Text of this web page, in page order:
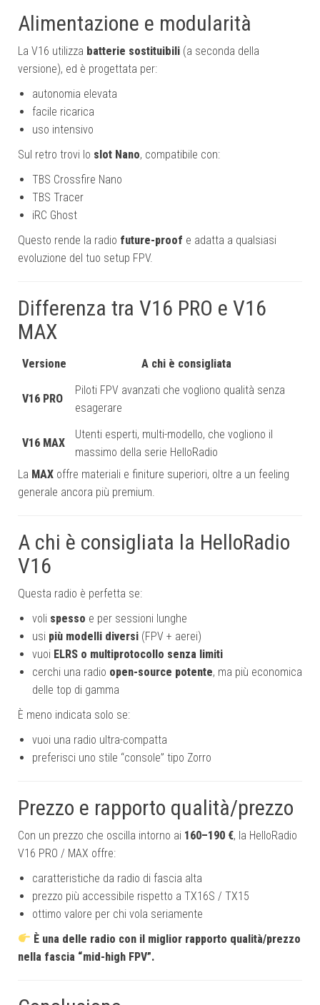
Alimentazione e modularità
La V16 utilizza batterie sostituibili (a seconda della
versione), ed è progettata per:
autonomia elevata
facile ricarica
uso intensivo
Sul retro trovi lo slot Nano, compatibile con:
TBS Crossfire Nano
TBS Tracer
iRC Ghost
Questo rende la radio future-proof e adatta a qualsiasi
evoluzione del tuo setup FPV.
Differenza tra V16 PRO e V16
MAX
Versione A chi è consigliata
V16 PRO
Piloti FPV avanzati che vogliono qualità senza
esagerare
V16 MAX
Utenti esperti, multi-modello, che vogliono il
massimo della serie HelloRadio
La MAX offre materiali e finiture superiori, oltre a un feeling
generale ancora più premium.
A chi è consigliata la HelloRadio
V16
Questa radio è perfetta se:
voli spesso e per sessioni lunghe
usi più modelli diversi (FPV + aerei)
vuoi ELRS o multiprotocollo senza limiti
cerchi una radio open-source potente, ma più economica
delle top di gamma
È meno indicata solo se:
vuoi una radio ultra-compatta
preferisci uno stile “console” tipo Zorro
Prezzo e rapporto qualità/prezzo
Con un prezzo che oscilla intorno ai 160–190 €, la HelloRadio
V16 PRO / MAX offre:
caratteristiche da radio di fascia alta
prezzo più accessibile rispetto a TX16S / TX15
ottimo valore per chi vola seriamente
È una delle radio con il miglior rapporto qualità/prezzo
nella fascia “mid-high FPV”.